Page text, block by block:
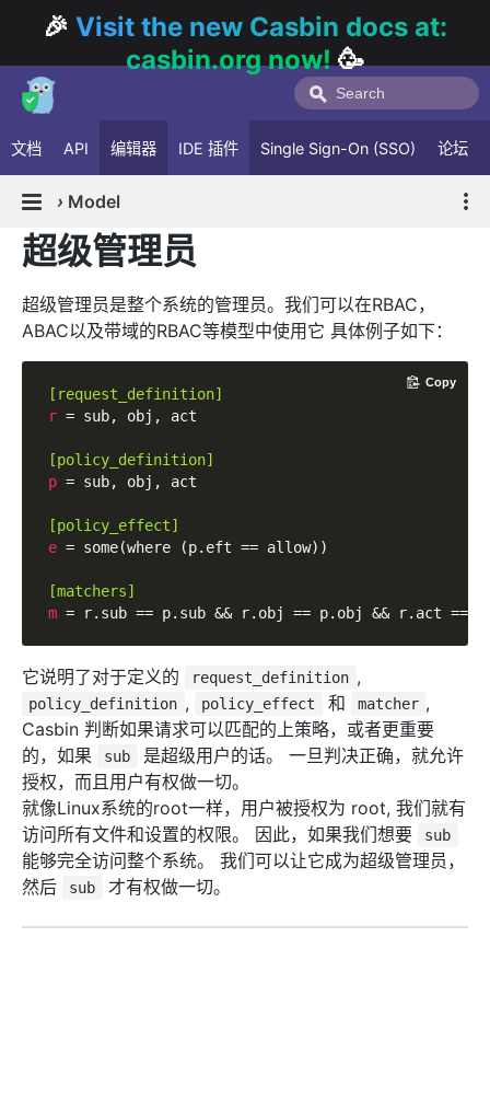
🎉 Visit the new Casbin docs at:
casbin.org now!🥳
文档 API 编辑器 IDE 插件 Single Sign-On (SSO) 论坛
› Model
超级管理员
超级管理员是整个系统的管理员。我们可以在RBAC，
ABAC以及带域的RBAC等模型中使用它 具体例子如下：
[request_definition]
r = sub, obj, act
[policy_definition]
p = sub, obj, act
[policy_effect]
e = some(where (p.eft == allow))
[matchers]
m = r.sub == p.sub && r.obj == p.obj && r.act
Copy
它说明了对于定义的 request_definition ,
policy_definition , policy_effect 和 matcher ,
Casbin 判断如果请求可以匹配的上策略，或者更重要
的，如果
sub
是超级用户的话。 一旦判决正确，就允许
授权，而且用户有权做一切。
就像Linux系统的root一样，用户被授权为 root, 我们就有
访问所有文件和设置的权限。 因此，如果我们想要
sub
能够完全访问整个系统。 我们可以让它成为超级管理员，
然后
sub 才有权做一切。